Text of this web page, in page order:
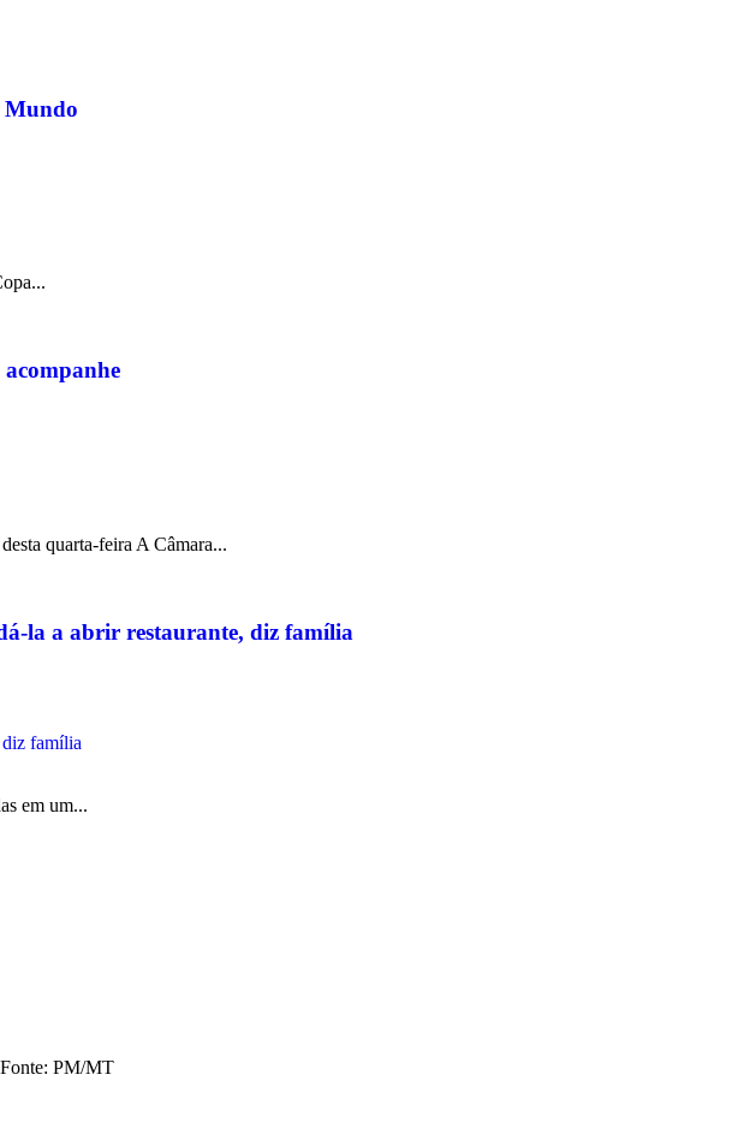
Mundo
quarta-feira A Câmara...
la a abrir restaurante, diz família
em um...
PM/MT